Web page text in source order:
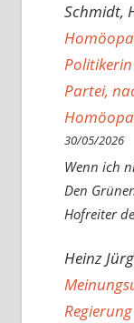
Schmidt,
Partei,
30/05/2026
Wenn ich
Den
Hofreiter
Heinz